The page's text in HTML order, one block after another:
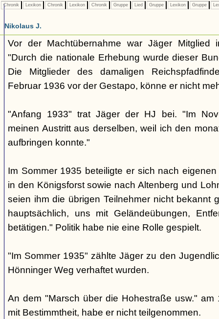
Chronik Lexikon Chronik Lexikon Chronik Gruppe Lied Gruppe Lexikon Gruppe
Nikolaus J.
Vor der Machtübernahme war Jäger Mitglied
"Durch die nationale Erhebung wurde dieser
Die Mitglieder des damaligen
Februar 1936 vor der Gestapo, könne er nicht
"Anfang 1933" trat Jäger der HJ bei. "Im
meinen Austritt aus derselben, weil ich den
aufbringen konnte."
Im Sommer 1935 beteiligte er sich nach
in den Königsforst sowie nach Altenberg und
seien ihm die übrigen Teilnehmer nicht bekannt
hauptsächlich, uns mit Geländeübungen,
betätigen." Politik habe nie eine Rolle gespielt.
"Im Sommer 1935" zählte Jäger zu den
Hönninger Weg verhaftet wurden.
An dem "Marsch über die Hohestraße usw."
mit Bestimmtheit, habe er nicht teilgenommen.